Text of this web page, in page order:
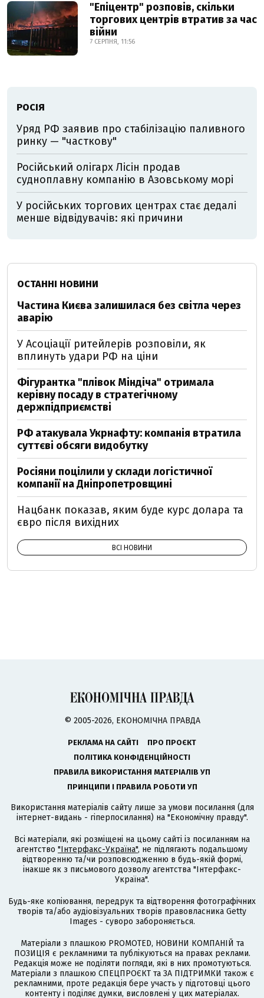
"Епіцентр" розповів, скільки
торгових центрів втратив за час
війни
7 СЕРПНЯ, 11:56
РОСІЯ
Уряд РФ заявив про стабілізацію паливного
ринку — "часткову"
Російський олігарх Лісін продав
судноплавну компанію в Азовському морі
У російських торгових центрах стає дедалі
менше відвідувачів: які причини
ОСТАННІ НОВИНИ
Частина Києва залишилася без світла через
аварію
У Асоціації ритейлерів розповіли, як
вплинуть удари РФ на ціни
Фігурантка "плівок Міндіча" отримала
керівну посаду в стратегічному
держпідприємстві
РФ атакувала Укрнафту: компанія втратила
суттєві обсяги видобутку
Росіяни поцілили у склади логістичної
компанії на Дніпропетровщині
Нацбанк показав, яким буде курс долара та
євро після вихідних
ВСІ НОВИНИ
© 2005-2026, ЕКОНОМІЧНА ПРАВДА
РЕКЛАМА НА САЙТІ
ПРО ПРОЄКТ
ПОЛІТИКА КОНФІДЕНЦІЙНОСТІ
ПРАВИЛА ВИКОРИСТАННЯ МАТЕРІАЛІВ УП
ПРИНЦИПИ І ПРАВИЛА РОБОТИ УП
Використання матеріалів сайту лише за умови посилання (для
інтернет-видань - гіперпосилання) на "Економічну правду".
Всі матеріали, які розміщені на цьому сайті із посиланням на
агентство "Інтерфакс-Україна", не підлягають подальшому
відтворенню та/чи розповсюдженню в будь-якій формі,
інакше як з письмового дозволу агентства "Інтерфакс-
Україна".
Будь-яке копіювання, передрук та відтворення фотографічних
творів та/або аудіовізуальних творів правовласника Getty
Images - суворо забороняється.
Матеріали з плашкою PROMOTED, НОВИНИ КОМПАНІЙ та
ПОЗИЦІЯ є рекламними та публікуються на правах реклами.
Редакція може не поділяти погляди, які в них промотуються.
Матеріали з плашкою СПЕЦПРОЄКТ та ЗА ПІДТРИМКИ також є
рекламними, проте редакція бере участь у підготовці цього
контенту і поділяє думки, висловлені у цих матеріалах.